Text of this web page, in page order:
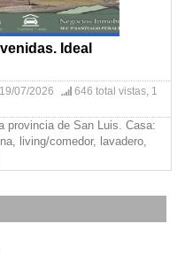
Ideal
07/2026
646 total vistas, 1
provincia de San Luis. Casa:
living/comedor, lavadero,